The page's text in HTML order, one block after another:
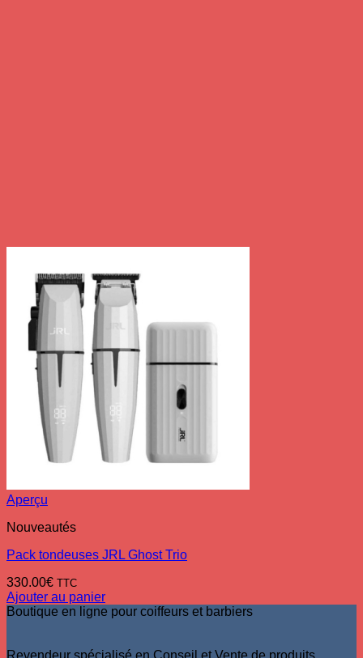
Aperçu
Nouveautés
Pack tondeuses JRL Ghost Trio
330.00€ TTC
Ajouter au panier
Boutique en ligne pour coiffeurs et barbiers
Revendeur spécialisé en Conseil et Vente de produits,